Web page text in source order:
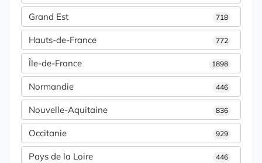
Grand Est 718
Hauts-de-France 772
Île-de-France 1898
Normandie 446
Nouvelle-Aquitaine 836
Occitanie 929
Pays de la Loire 446